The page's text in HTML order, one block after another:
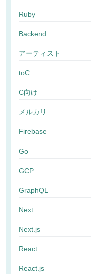
Ruby
Backend
アーティスト
toC
C向け
メルカリ
Firebase
Go
GCP
GraphQL
Next
Next.js
React
React.js